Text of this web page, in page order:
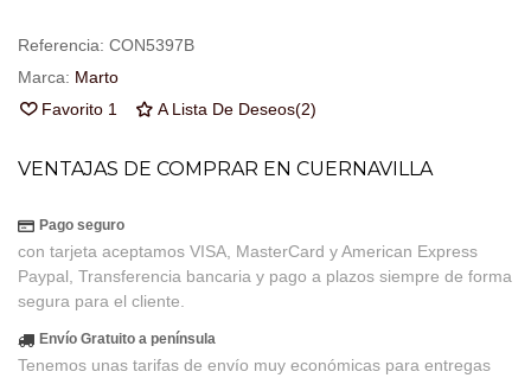
Referencia: CON5397B
Marca: Marto
Favorito 1 A Lista De Deseos(2)
VENTAJAS DE COMPRAR EN CUERNAVILLA
Pago seguro
con tarjeta aceptamos VISA, MasterCard y American Express
Paypal, Transferencia bancaria y pago a plazos siempre de forma
segura para el cliente.
Envío Gratuito a península
Tenemos unas tarifas de envío muy económicas para entregas